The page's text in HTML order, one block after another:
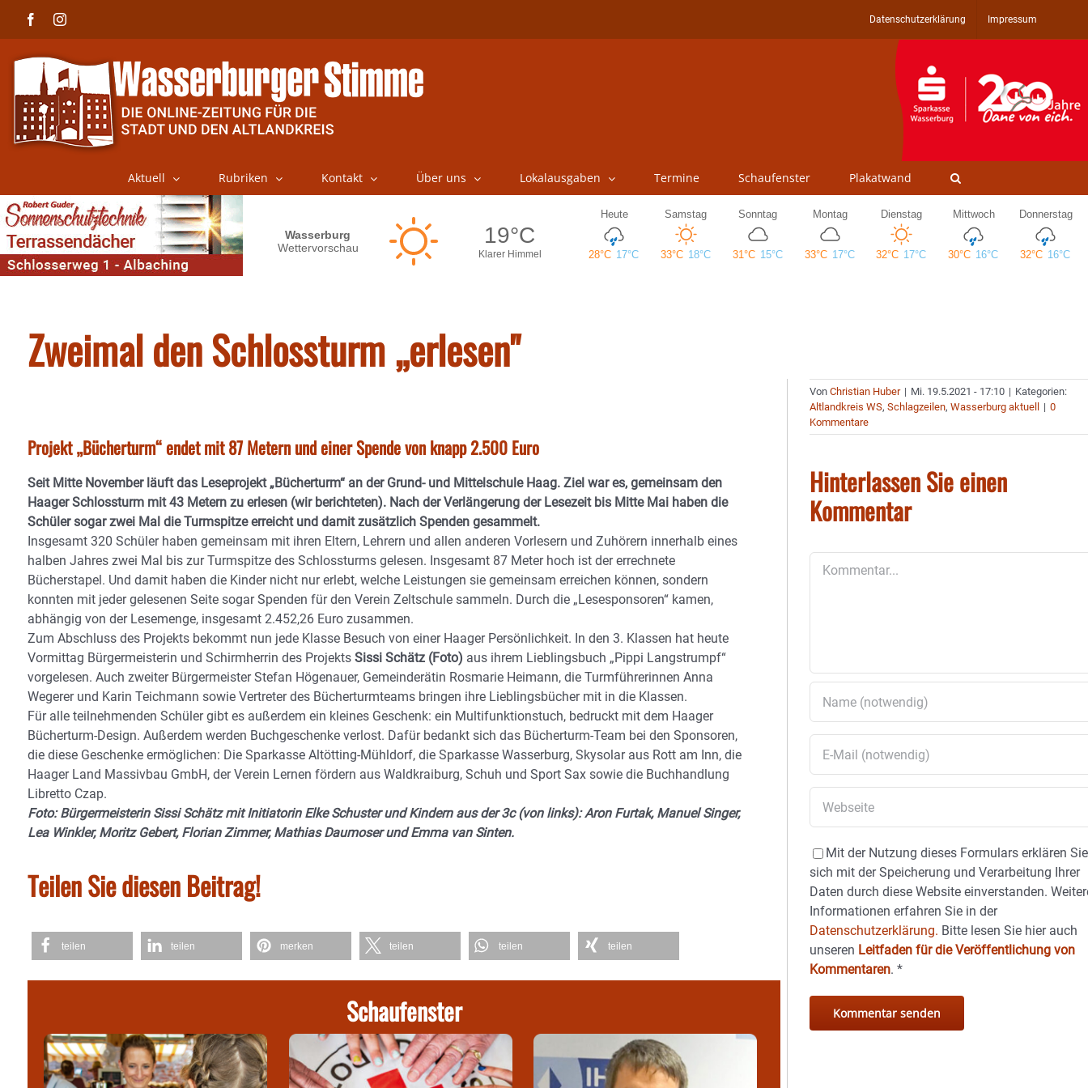
FacebookInstagram Datenschutzerklärung Impressum
Aktuell Rubriken Kontakt Über uns Lokalausgaben Termine Schaufenster Plakatwand
Zweimal den Schlossturm „erlesen"
Projekt „Bücherturm“ endet mit 87 Metern und einer Spende von knapp 2.500 Euro
Seit Mitte November läuft das Leseprojekt „Bücherturm“ an der Grund- und Mittelschule Haag. Ziel war es, gemeinsam den
Haager Schlossturm mit 43 Metern zu erlesen (wir berichteten). Nach der Verlängerung der Lesezeit bis Mitte Mai haben die
Schüler sogar zwei Mal die Turmspitze erreicht und damit zusätzlich Spenden gesammelt.
Insgesamt 320 Schüler haben gemeinsam mit ihren Eltern, Lehrern und allen anderen Vorlesern und Zuhörern innerhalb eines
halben Jahres zwei Mal bis zur Turmspitze des Schlossturms gelesen. Insgesamt 87 Meter hoch ist der errechnete
Bücherstapel. Und damit haben die Kinder nicht nur erlebt, welche Leistungen sie gemeinsam erreichen können, sondern
konnten mit jeder gelesenen Seite sogar Spenden für den Verein Zeltschule sammeln. Durch die „Lesesponsoren“ kamen,
abhängig von der Lesemenge, insgesamt 2.452,26 Euro zusammen.
Zum Abschluss des Projekts bekommt nun jede Klasse Besuch von einer Haager Persönlichkeit. In den 3. Klassen hat heute
Vormittag Bürgermeisterin und Schirmherrin des Projekts Sissi Schätz (Foto) aus ihrem Lieblingsbuch „Pippi Langstrumpf“
vorgelesen. Auch zweiter Bürgermeister Stefan Högenauer, Gemeinderätin Rosmarie Heimann, die Turmführerinnen Anna
Wegerer und Karin Teichmann sowie Vertreter des Bücherturmteams bringen ihre Lieblingsbücher mit in die Klassen.
Für alle teilnehmenden Schüler gibt es außerdem ein kleines Geschenk: ein Multifunktionstuch, bedruckt mit dem Haager
Bücherturm-Design. Außerdem werden Buchgeschenke verlost. Dafür bedankt sich das Bücherturm-Team bei den Sponsoren,
die diese Geschenke ermöglichen: Die Sparkasse Altötting-Mühldorf, die Sparkasse Wasserburg, Skysolar aus Rott am Inn, die
Haager Land Massivbau GmbH, der Verein Lernen fördern aus Waldkraiburg, Schuh und Sport Sax sowie die Buchhandlung
Libretto Czap.
Foto: Bürgermeisterin Sissi Schätz mit Initiatorin Elke Schuster und Kindern aus der 3c (von links): Aron Furtak, Manuel Singer,
Lea Winkler, Moritz Gebert, Florian Zimmer, Mathias Daumoser und Emma van Sinten.
Teilen Sie diesen Beitrag!
teilen teilen merken teilen teilen teilen
Schaufenster
VonChristian Huber | Mi. 19.5.2021 - 17:10 | Kategorien:
Altlandkreis WS,Schlagzeilen,Wasserburg aktuell | 0
Kommentare
Hinterlassen Sie einen
Kommentar
Mit der Nutzung dieses Formulars erklären Sie
sich mit der Speicherung und Verarbeitung Ihrer
Daten durch diese Website einverstanden.
Informationen erfahren Sie in der
Datenschutzerklärung. Bitte lesen Sie hier auch
unseren Leitfaden für die Veröffentlichung von
Kommentaren.*